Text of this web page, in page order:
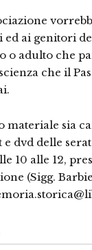
ed ai genitori
o adulto che
che il
sia
dvd delle
10 alle 12,
(Sigg.